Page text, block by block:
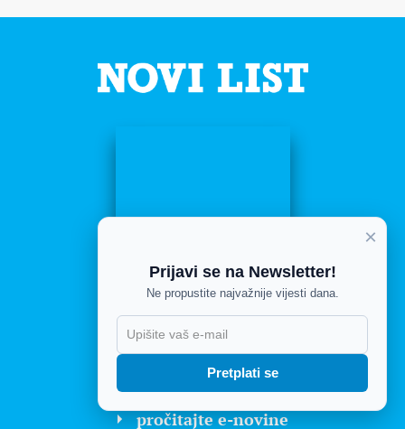
pročitajte e-novine
×
Prijavi se na Newsletter!
Ne propustite najvažnije vijesti dana.
Pretplati se